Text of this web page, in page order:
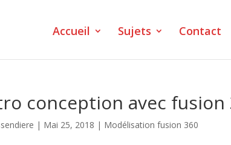
Accueil Sujets Contact
conception avec
| Mai 25, 2018 | Modélisation fusion 360